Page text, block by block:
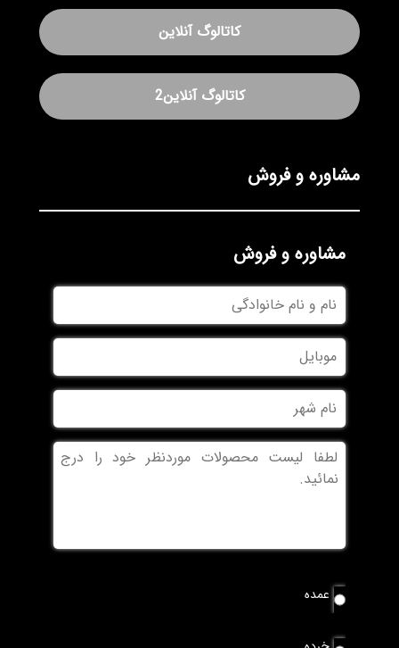
کاتالوگ آنلاین
کاتالوگ آنلاین2
مشاوره و فروش
مشاوره و فروش
نام
و
نام
خانوادگی
موبایل
نام
شهر
بدون
عنوان
نوع
سفارش
عمده